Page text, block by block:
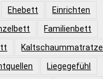
Ehebett
Einrichten
Familienbett
Kaltschaummatratze
Liegegefühl